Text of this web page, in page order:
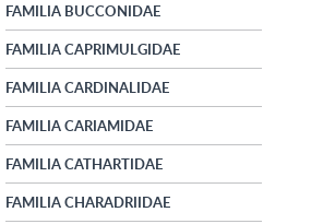
FAMILIA BUCCONIDAE
FAMILIA CAPRIMULGIDAE
FAMILIA CARDINALIDAE
FAMILIA CARIAMIDAE
FAMILIA CATHARTIDAE
FAMILIA CHARADRIIDAE